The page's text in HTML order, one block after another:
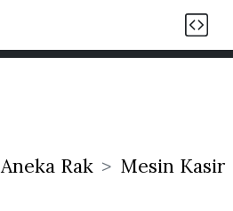
Aneka Rak
Mesin Kasir